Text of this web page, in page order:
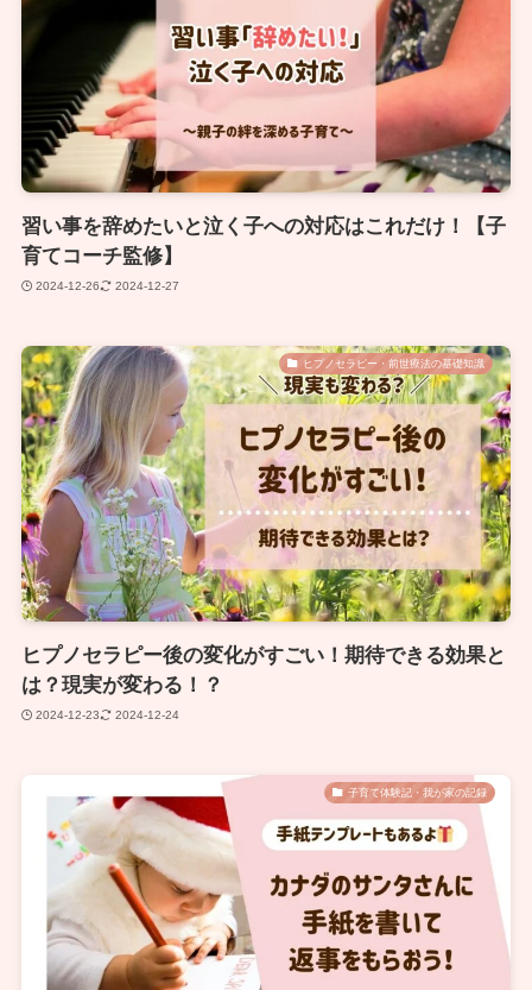
習い事を辞めたいと泣く子への対応はこれだけ！【子
育てコーチ監修】
2024-12-26 2024-12-27
ヒプノセラピー・前世療法の基礎知識
ヒプノセラピー後の変化がすごい！期待できる効果と
は？現実が変わる！？
2024-12-23 2024-12-24
子育て体験記・我が家の記録